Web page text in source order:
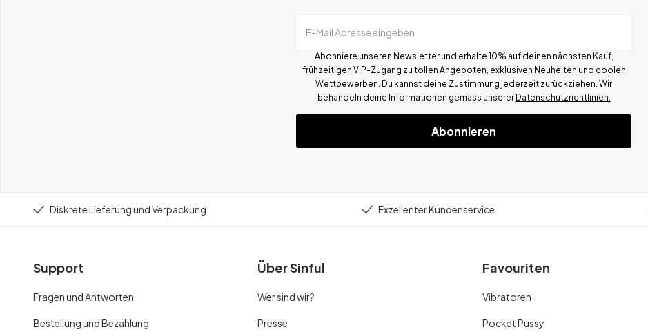
E-Mail Adresse eingeben
Abonniere unseren Newsletter und erhalte 10% auf deinen nächsten Kauf,
frühzeitigen VIP-Zugang zu tollen Angeboten, exklusiven Neuheiten und coolen
Wettbewerben. Du kannst deine Zustimmung jederzeit zurückziehen. Wir
behandeln deine Informationen gemäss unserer Datenschutzrichtlinien.
Abonnieren
Diskrete Lieferung und Verpackung Exzellenter Kundenservice
Support
Fragen und Antworten
Bestellung und Bezahlung
Über Sinful
Wer sind wir?
Presse
Favouriten
Vibratoren
Pocket Pussy